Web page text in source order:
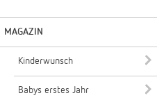
MAGAZIN
Kinderwunsch
Babys erstes Jahr